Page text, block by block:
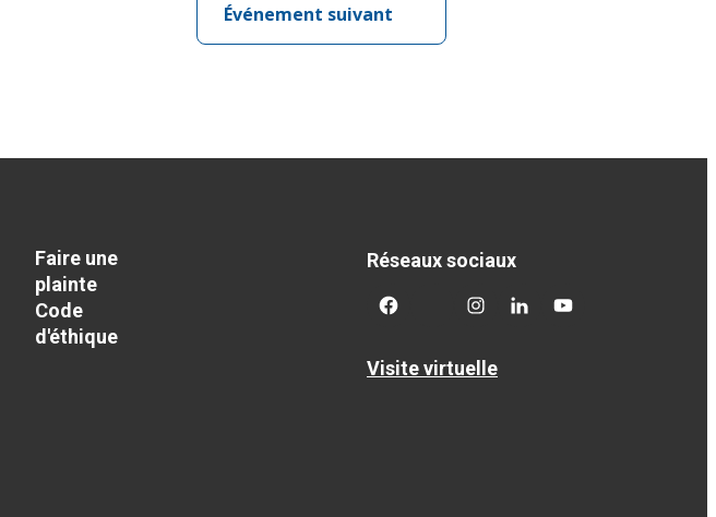
Événement suivant
Faire une
plainte
Code
d'éthique
Réseaux sociaux
facebooktwittergoogleplus
googleplusgoogleplus
Visite virtuelle